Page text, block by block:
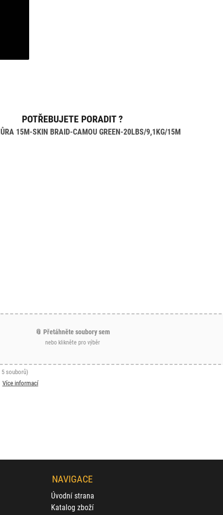
POTŘEBUJETE PORADIT ?
15M-SKIN BRAID-CAMOU GREEN-20LBS/9,1KG/15M
📎 Přetáhněte soubory sem
nebo klikněte pro výběr
5 souborů)
Více informací
NAVIGACE
Úvodní strana
Katalog zboží